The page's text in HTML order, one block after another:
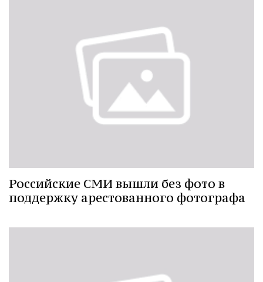
Российские СМИ вышли без фото в
поддержку арестованного фотографа